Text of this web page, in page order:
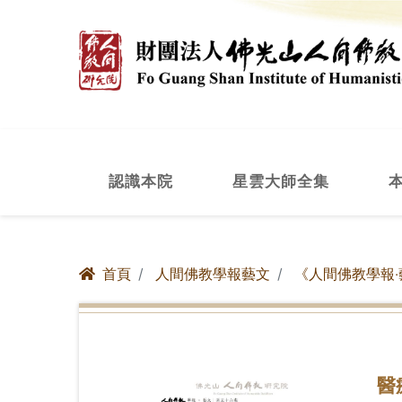
認識本院 星雲大師全集
首頁 人間佛教學報藝文 《人間佛教學
醫